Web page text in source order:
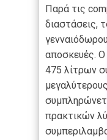
Παρά τις
διαστάσεις,
αποσκευές.
475 λίτρων
πρακτικών